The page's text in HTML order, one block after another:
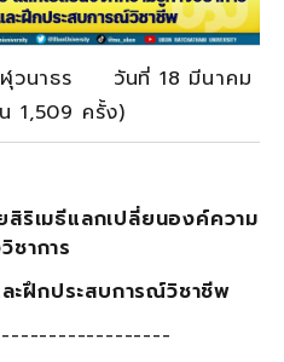
ฬุวนาธร วันที่ 18 มีนาคม
ครั้ง)
ริเมธีแลกเปลี่ยนองค์ความ
ชาการ
ะฝึกประสบการณ์วิชาชีพ